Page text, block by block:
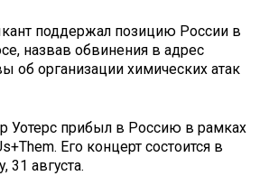
поддержал позицию России в
назвав обвинения в адрес
об организации химических атак
Уотерс прибыл в Россию в рамках
Его концерт состоится в
31 августа.